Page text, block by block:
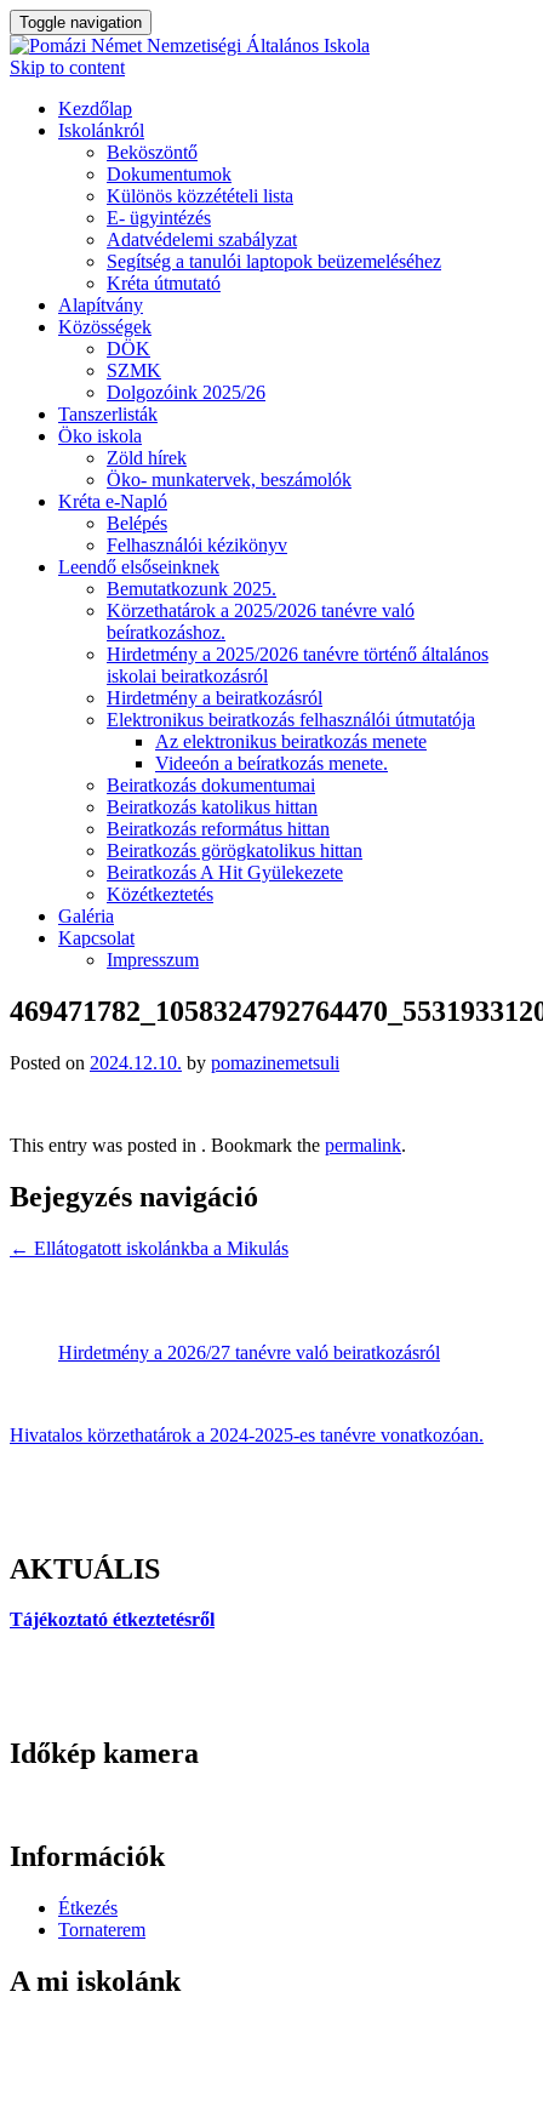
Toggle navigation
Skip to content
Kezdőlap
Iskolánkról
Beköszöntő
Dokumentumok
Különös közzétételi lista
E- ügyintézés
Adatvédelemi szabályzat
Segítség a tanulói laptopok beüzemeléséhez
Kréta útmutató
Alapítvány
Közösségek
DÖK
SZMK
Dolgozóink 2025/26
Tanszerlisták
Öko iskola
Zöld hírek
Öko- munkatervek, beszámolók
Kréta e-Napló
Belépés
Felhasználói kézikönyv
Leendő elsőseinknek
Bemutatkozunk 2025.
Körzethatárok a 2025/2026 tanévre való
beíratkozáshoz.
Hirdetmény a 2025/2026 tanévre történő általános
iskolai beiratkozásról
Hirdetmény a beiratkozásról
Elektronikus beiratkozás felhasználói útmutatója
Az elektronikus beiratkozás menete
Videeón a beíratkozás menete.
Beiratkozás dokumentumai
Beiratkozás katolikus hittan
Beiratkozás református hittan
Beiratkozás görögkatolikus hittan
Beiratkozás A Hit Gyülekezete
Közétkeztetés
Galéria
Kapcsolat
Impresszum
Posted on 2024.12.10. by pomazinemetsuli
This entry was posted in . Bookmark the permalink.
Bejegyzés navigáció
← Ellátogatott iskolánkba a Mikulás
Hirdetmény a 2026/27 tanévre való beiratkozásról
Hivatalos körzethatárok a 2024-2025-es tanévre vonatkozóan.
AKTUÁLIS
Tájékoztató étkeztetésről
Időkép kamera
Információk
Étkezés
Tornaterem
A mi iskolánk